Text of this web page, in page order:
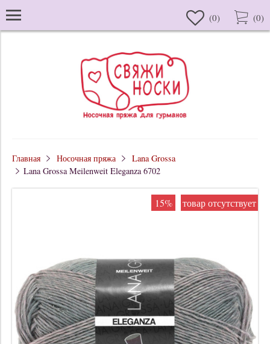
(0) (0)
Главная Носочная пряжа
Lana Grossa
Lana Grossa Meilenweit Eleganza 6702
15% товар отсутствует